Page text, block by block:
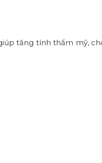
tăng tính thẩm mỹ,